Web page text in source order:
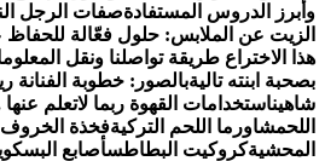
وأبرز الدروس المستفادةصفات الرجل
الزيت عن الملابس: حلول فعّالة للحفاظ
هذا الاختراع طريقة تواصلنا ونقل
بصحبة ابنته تاليةبالصور: خطوبة
شاهيناستخدامات القهوة ربما لاتعلم
اللحمشاورما اللحم التركيةفخذة الخروف
المحشيةكروكيت البطاطسأصابع